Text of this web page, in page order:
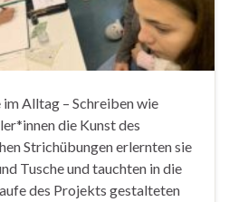
Alltag – Schreiben wie
die Kunst des
Strichübungen erlernten sie
Tusche und tauchten in die
des Projekts gestalteten